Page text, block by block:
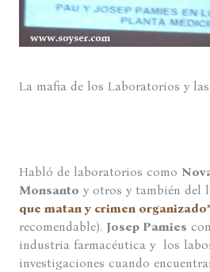
La mafia de los Laboratorios y
Habló de laboratorios como
Monsanto y otros y también del
que matan y crimen organizado
recomendable). Josep Pamies
industria farmacéutica y los
investigaciones cuando